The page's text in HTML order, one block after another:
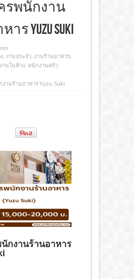
รพนักงาน
ร Yuzu Suki
, งานประจํา, งานร้านอาหาร,
งานในห้าง, พนักงานครัว
านร้านอาหาร Yuzu Suki
กงานร้านอาหาร